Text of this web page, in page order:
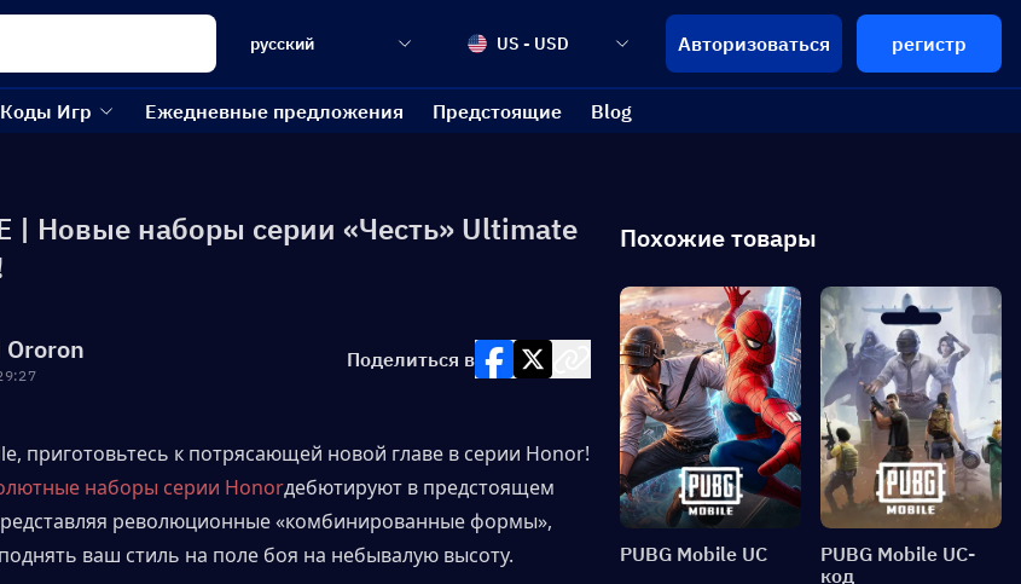
русский US - USD Авторизоваться регистр
Коды Игр Ежедневные предложения Предстоящие Blog
| Новые наборы серии «Честь» Ultimate
Поделиться в
приготовьтесь к потрясающей новой главе в серии Honor!
наборы серии Honorдебютируют в предстоящем
революционные «комбинированные формы»,
ваш стиль на поле боя на небывалую высоту.
Похожие товары
PUBG Mobile UC
PUBG Mobile UC-
код